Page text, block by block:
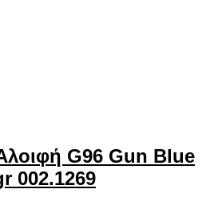
G96 Gun Blue
002.1269